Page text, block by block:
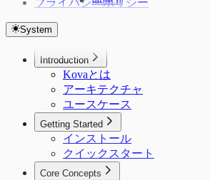
terms
プライバシーポリシー
System
Introduction
Kovaとは
アーキテクチャ
ユースケース
Getting Started
インストール
クイックスタート
Core Concepts